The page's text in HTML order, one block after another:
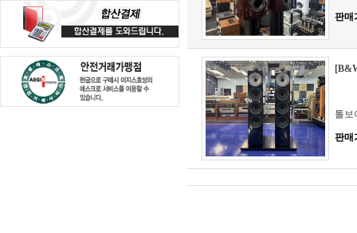
판매
톨보
판매